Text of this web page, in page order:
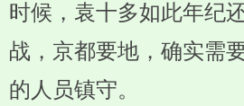
时候，袁十多如此年纪
战，京都要地，确实需
的人员镇守。